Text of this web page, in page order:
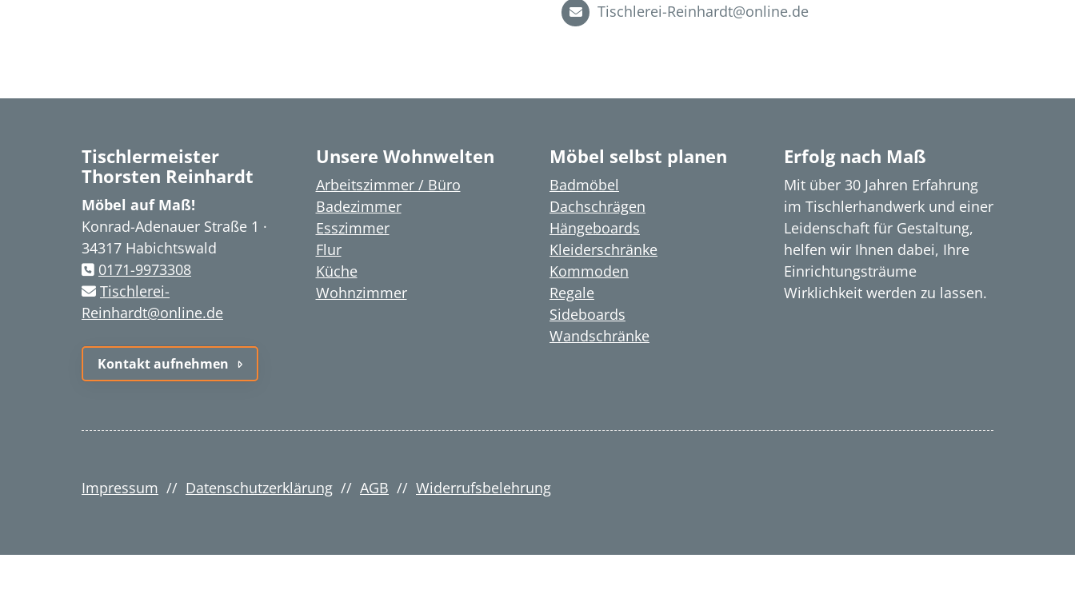
Tischlerei-Reinhardt@online.de
Tischlermeister
Thorsten Reinhardt
Möbel auf Maß!
Konrad-Adenauer Straße 1 ·
34317 Habichtswald
0171-9973308
Tischlerei-
Reinhardt@online.de
Kontakt aufnehmen
Unsere Wohnwelten
Arbeitszimmer / Büro
Badezimmer
Esszimmer
Flur
Küche
Wohnzimmer
Möbel selbst planen
Badmöbel
Dachschrägen
Hängeboards
Kleiderschränke
Kommoden
Regale
Sideboards
Wandschränke
Erfolg nach Maß
Mit über 30 Jahren Erfahrung
im Tischlerhandwerk und einer
Leidenschaft für Gestaltung,
helfen wir Ihnen dabei, Ihre
Einrichtungsträume
Wirklichkeit werden zu lassen.
Impressum // Datenschutzerklärung // AGB // Widerrufsbelehrung